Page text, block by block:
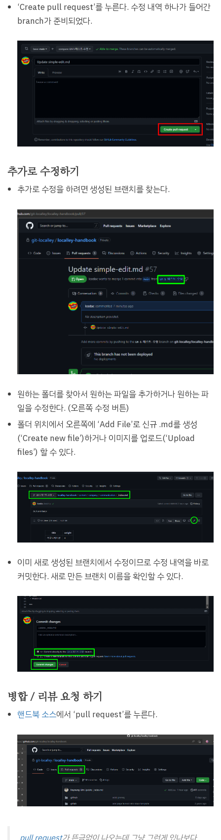
‘Create pull request’를 누른다. 수정 내역 하나가 들어간
branch가 준비되었다.
추가로 수정하기
추가로 수정을 하려면 생성된 브랜치를 찾는다.
원하는 폴더를 찾아서 원하는 파일을 추가하거나 원하는 파
일을 수정한다. (오른쪽 수정 버튼)
폴더 위치에서 오른쪽에 ‘Add File’로 신규 .md를 생성
(‘Create new file’)하거나 이미지를 업로드(‘Upload
files’) 할 수 있다.
이미 새로 생성된 브랜치에서 수정이므로 수정 내역을 바로
커밋한다. 새로 만든 브랜치 이름을 확인할 수 있다.
병합 / 리뷰 요청 하기
핸드북 소스에서 ‘pull request’를 누른다.